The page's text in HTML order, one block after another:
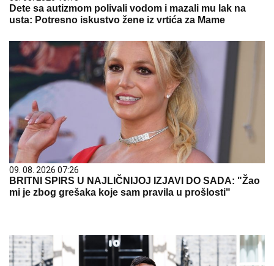
Dete sa autizmom polivali vodom i mazali mu lak na
usta: Potresno iskustvo žene iz vrtića za Mame
09. 08. 2026 07:26
BRITNI SPIRS U NAJLIČNIJOJ IZJAVI DO SADA: "Žao
mi je zbog grešaka koje sam pravila u prošlosti"